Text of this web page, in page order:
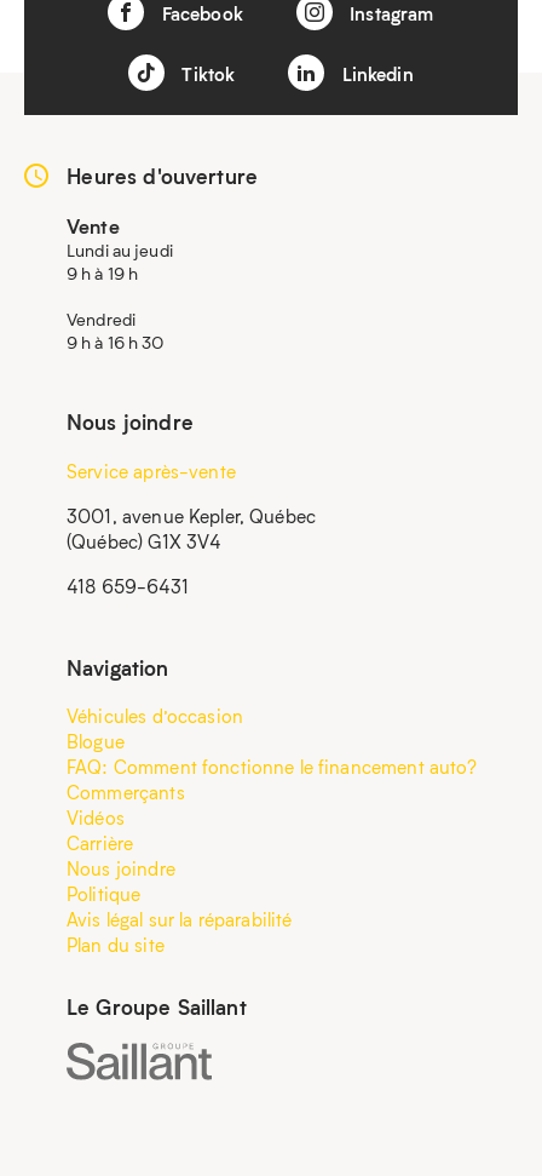
Facebook Instagram
Tiktok Linkedin
Heures d'ouverture
Vente
Lundi au jeudi
9 h à 19 h
Vendredi
9 h à 16 h 30
Nous joindre
Service après-vente
3001, avenue Kepler, Québec
(Québec) G1X 3V4
418 659-6431
Navigation
Véhicules d’occasion
Blogue
FAQ: Comment fonctionne le financement auto?
Commerçants
Vidéos
Carrière
Nous joindre
Politique
Avis légal sur la réparabilité
Plan du site
Le Groupe Saillant